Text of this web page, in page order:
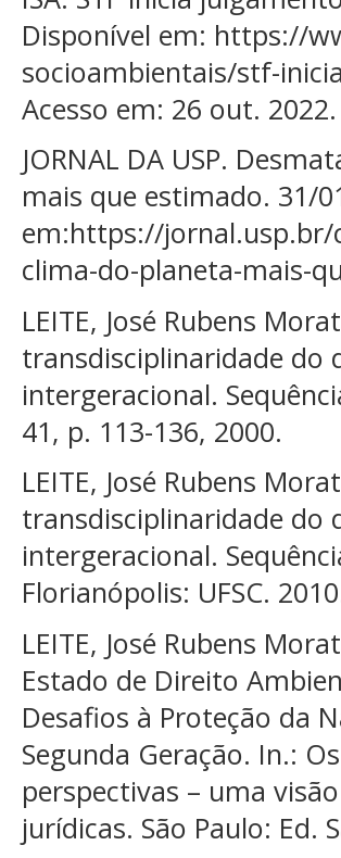
Disponível em: https://
socioambientais/stf-
Acesso em: 26 out. 2022.
JORNAL DA USP.
mais que estimado. 31/
em:https://jornal.usp.br/
clima-do-planeta-mais-
LEITE, José Rubens
transdisciplinaridade do
intergeracional.
41, p. 113-136, 2000.
LEITE, José Rubens
transdisciplinaridade do
intergeracional.
Florianópolis: UFSC.
LEITE, José Rubens
Estado de Direito
Desafios à Proteção da
Segunda Geração. In.:
perspectivas – uma
jurídicas. São Paulo: Ed.